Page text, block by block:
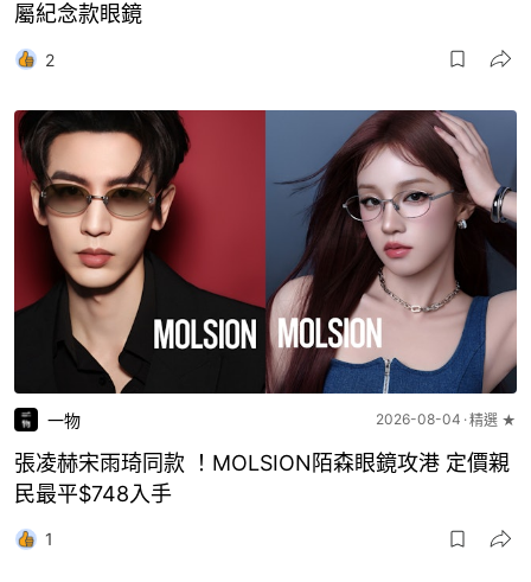
屬紀念款眼鏡
2
一物 2026-08-04 精選 ★
張凌赫宋雨琦同款 ！MOLSION陌森眼鏡攻港 定價親
民最平$748入手
1